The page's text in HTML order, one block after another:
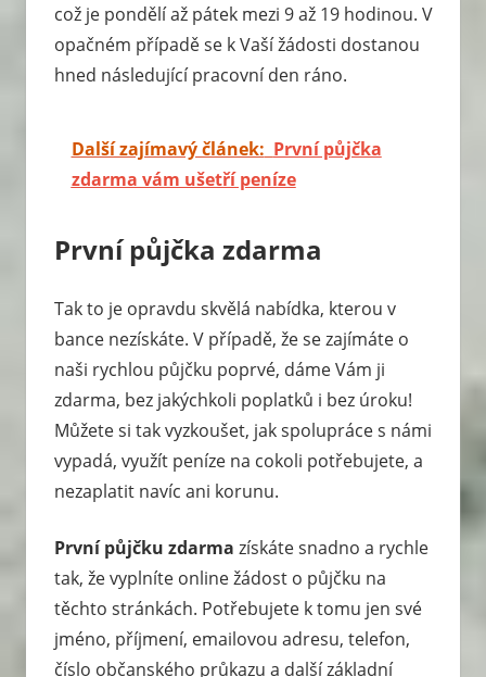
což je pondělí až pátek mezi 9 až 19 hodinou. V
opačném případě se k Vaší žádosti dostanou
hned následující pracovní den ráno.
Další zajímavý článek: První půjčka
zdarma vám ušetří peníze
První půjčka zdarma
Tak to je opravdu skvělá nabídka, kterou v
bance nezískáte. V případě, že se zajímáte o
naši rychlou půjčku poprvé, dáme Vám ji
zdarma, bez jakýchkoli poplatků i bez úroku!
Můžete si tak vyzkoušet, jak spolupráce s námi
vypadá, využít peníze na cokoli potřebujete, a
nezaplatit navíc ani korunu.
První půjčku zdarma získáte snadno a rychle
tak, že vyplníte online žádost o půjčku na
těchto stránkách. Potřebujete k tomu jen své
jméno, příjmení, emailovou adresu, telefon,
číslo občanského průkazu a další základní